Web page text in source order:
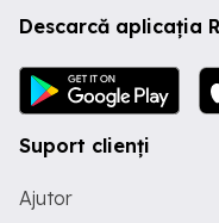
Descarcă aplicația
Suport clienți
Ajutor